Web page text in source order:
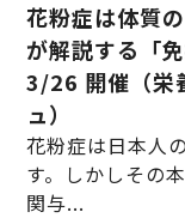
花粉症は体質
が解説する「
3/26 開催（栄
ュ）
花粉症は日本人
す。しかしその
関与...